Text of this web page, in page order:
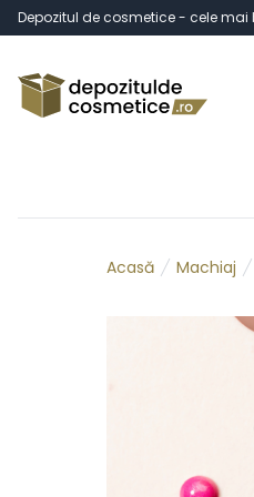
Depozitul de cosmetice - cele
Acasă Machiaj